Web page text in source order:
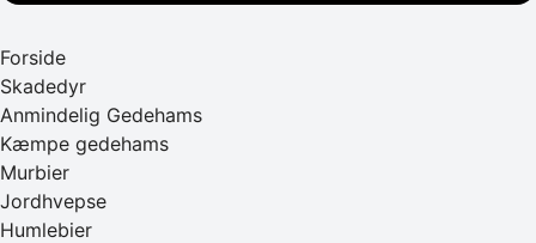
Forside
Skadedyr
Anmindelig Gedehams
Kæmpe gedehams
Murbier
Jordhvepse
Humlebier